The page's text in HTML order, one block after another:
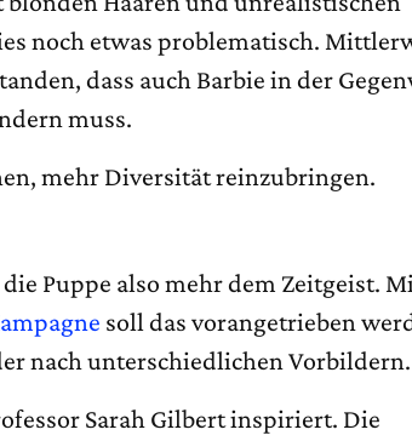
noch etwas problematisch.
dass auch Barbie in der
muss.
mehr Diversität reinzubringen.
Puppe also mehr dem Zeitgeist.
soll das vorangetrieben
nach unterschiedlichen Vorbildern.
Sarah Gilbert inspiriert. Die